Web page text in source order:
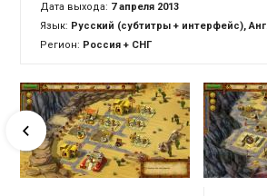
Дата выхода: 7 апреля 2013
Язык: Русский (субтитры + интерфейс), Английский (озвучка + субтитры + интерфейс)
Регион: Россия + СНГ